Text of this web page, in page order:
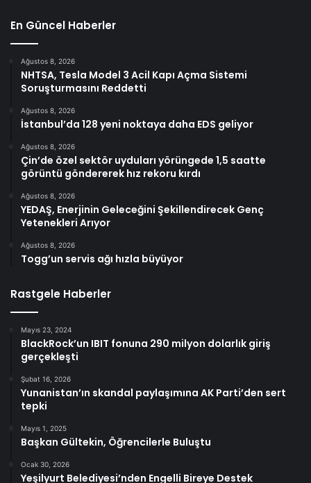
En Güncel Haberler
Ağustos 8, 2026
NHTSA, Tesla Model 3 Acil Kapı Açma Sistemi
Soruşturmasını Reddetti
Ağustos 8, 2026
İstanbul’da 128 yeni noktaya daha EDS geliyor
Ağustos 8, 2026
Çin’de özel sektör uyduları yörüngede 1,5 saatte
görüntü göndererek hız rekoru kırdı
Ağustos 8, 2026
YEDAŞ, Enerjinin Geleceğini Şekillendirecek Genç
Yetenekleri Arıyor
Ağustos 8, 2026
Togg’un servis ağı hızla büyüyor
Rastgele Haberler
Mayıs 23, 2024
BlackRock’un IBIT fonuna 290 milyon dolarlık giriş
gerçekleşti
Şubat 16, 2026
Yunanistan’ın skandal paylaşımına AK Parti’den sert
tepki
Mayıs 1, 2025
Başkan Gültekin, Öğrencilerle Buluştu
Ocak 30, 2026
Yeşilyurt Belediyesi’nden Engelli Bireye Destek